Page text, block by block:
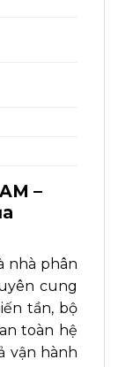
–
nhà phân
cung
tần, bộ
toàn hệ
vận hành